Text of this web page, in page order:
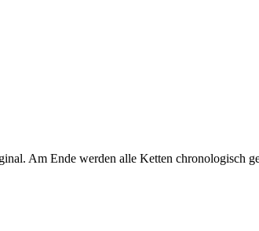
Am Ende werden alle Ketten chronologisch